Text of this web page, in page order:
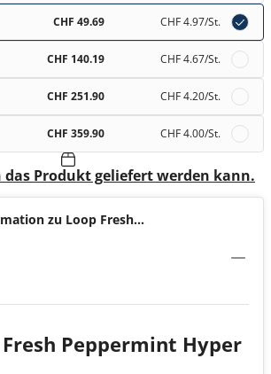
CHF 49.69 CHF 4.97/St.
CHF 140.19 CHF 4.67/St.
CHF 251.90 CHF 4.20/St.
CHF 359.90 CHF 4.00/St.
das Produkt geliefert werden kann.
zu Loop Fresh
Peppermint Hyper